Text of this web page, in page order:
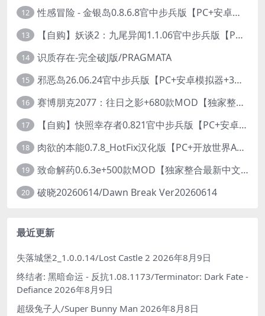
12 性感冒险 - 金银岛0.8.6.8官中步兵版【PC+安卓模拟器+3D生存冒险/开放世界/精品沙盒/扶她】/ Sensual Adventures - Treasure Island【9.3G】
13 【自购】妖谈2：九尾异闻1.1.06官中步兵版【PC+安卓模拟器+植物大战僵尸H版+塔防SLG】/Yokai Art 2- Tales of the Nine-Tails【4.13G】
14 识质存在-完全破J版/PRAGMATA
15 邪恶岛26.06.24官中步兵版【PC+安卓模拟器+3D大型生存/动作ACT/开放世界】/Wicked Island【7.53G】
16 赛博朋克2077：往日之影+680款MOD【独家整合最新中文MOD管理器+在线下载1.7万N网MOD】/Cyberpunk 2077 Ver2.31 MOD V2025.11.8
17 【自购】快照幸存者0.821官中步兵版【PC+安卓模拟器+肉鸽生存SLG/盗摄/偷拍】/Snapshot Survivor【643M】
18 肉欲的本能0.7.8_HotFix汉化版【PC+开放世界ACT/大作/UE5超高画质/扶她+超级存档】/Carnal Instinct【7.3G】
19 致命解药0.6.3e+500款MOD【独家整合最新中文MOD管理器+在线下载N网全部MOD】/The Killing Antidote Ver0.6.3e MOD Ver2026.3.12
20 破晓20260614/Dawn Break Ver20260614
最近更新
失落城堡2_1.0.0.14/Lost Castle 2 2026年8月9日
终结者: 黑暗命运 - 反抗1.08.1173/Terminator: Dark Fate -
Defiance 2026年8月9日
超级兔子人/Super Bunny Man 2026年8月8日